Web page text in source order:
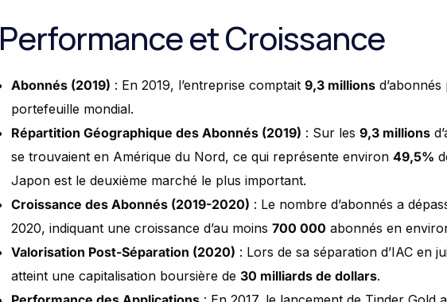
Performance et Croissance
Abonnés (2019) : En 2019, l’entreprise comptait 9,3 millions
portefeuille mondial.
Répartition Géographique des Abonnés (2019) : Sur les 9,3 millions
se trouvaient en Amérique du Nord, ce qui représente environ 49,5%
Japon est le deuxième marché le plus important.
Croissance des Abonnés (2019-2020) : Le nombre d’abonnés a
2020, indiquant une croissance d’au moins 700 000 abonnés en
Valorisation Post-Séparation (2020) : Lors de sa séparation d’IAC en
atteint une capitalisation boursière de 30 milliards de dollars.